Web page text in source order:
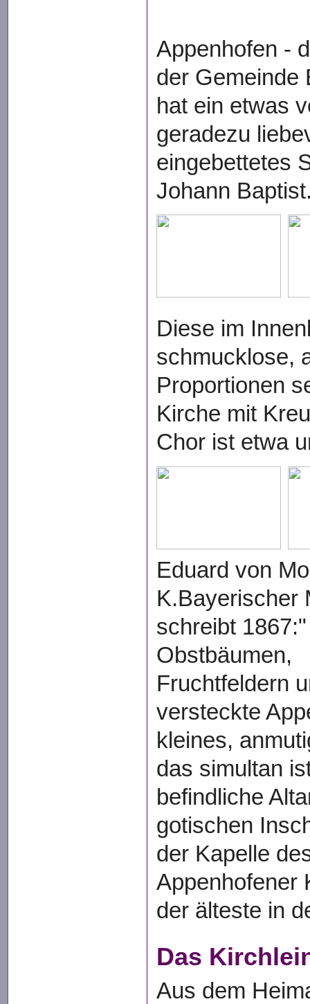
Appenhofen -
der Gemeinde
hat ein etwas
geradezu
eingebettetes
Johann
Diese im
schmucklose,
Proportionen
Kirche mit
Chor ist etwa
Eduard von
K.Bayerischer
schreibt
Obstbäumen,
Fruchtfeldern
versteckte
kleines,
das simultan
befindliche
gotischen
der Kapelle
Appenhofener
der älteste in
Das
Aus dem